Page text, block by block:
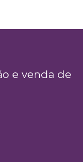
e venda de